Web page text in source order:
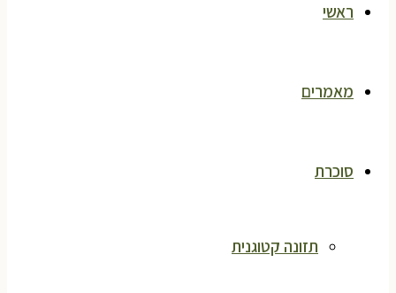
ראשי
מאמרים
סוכרת
תזונה קטוגנית